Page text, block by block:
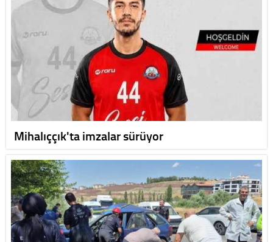
Mihalıççık'ta imzalar sürüyor